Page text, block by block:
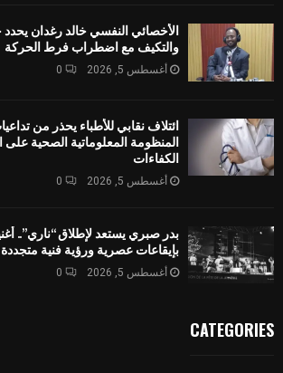
الأخصائي النفسي خالد رغدان يحدد
والتكيف مع اضطراب فرط الحركة
أغسطس 5, 2026 0
ائتلاف نقابي للأطباء يحذر من
المنظومة المعلوماتية الصحية
الكفاءات
أغسطس 5, 2026 0
بدر صبري يستعد لإطلاق “ناري”..
بإيقاعات عصرية ورؤية فنية متجددة
أغسطس 5, 2026 0
CATEGORIES